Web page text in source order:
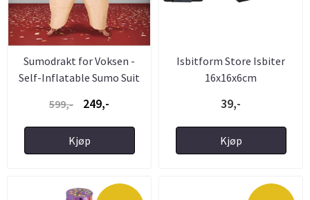
Sumodrakt for Voksen -
Self-Inflatable Sumo Suit
599,-
249,-
Kjøp
Isbitform Store Isbiter
16x16x6cm
39,-
Kjøp